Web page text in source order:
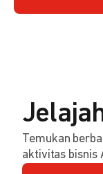
Temukan
aktivitas bisnis